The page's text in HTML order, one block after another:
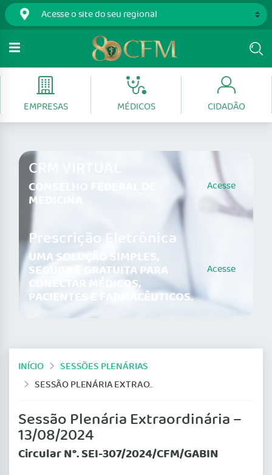
EMPRESAS MÉDICOS CIDADÃO
CRM VIRTUAL
CONSELHO FEDERAL DE
MEDICINA
Acesse
Prescrição Eletrônica
UMA SOLUÇÃO SIMPLES,
SEGURA E GRATUITA PARA
CONECTAR MÉDICOS,
PACIENTES E FARMACÊUTICOS.
Acesse
INÍCIO
SESSÕES PLENÁRIAS
SESSÃO PLENÁRIA EXTRAORDINÁRIA – 13/08/2024
Sessão Plenária Extraordinária –
13/08/2024
Circular N°. SEI-307/2024/CFM/GABIN